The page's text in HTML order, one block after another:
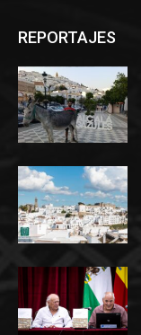
REPORTAJES